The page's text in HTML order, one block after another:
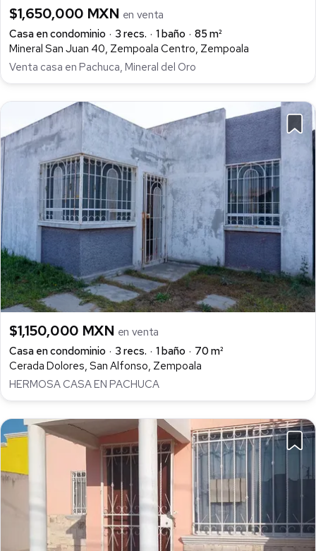
$1,650,000 MXN en venta
Casa en condominio
3 recs. 1 baño
85 m²
Mineral San Juan 40, Zempoala Centro, Zempoala
Venta casa en Pachuca, Mineral del Oro
$1,150,000 MXN en venta
Casa en condominio
3 recs. 1 baño
70 m²
Cerada Dolores, San Alfonso, Zempoala
HERMOSA CASA EN PACHUCA